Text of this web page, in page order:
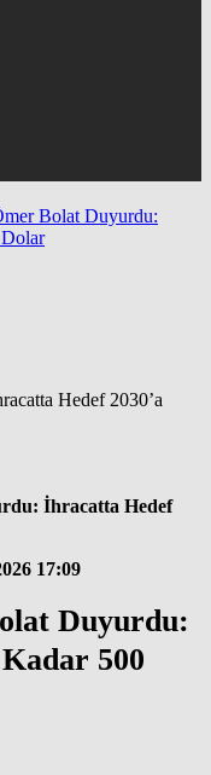
Bolat Duyurdu:
İhracatta Hedef
17:09
Duyurdu:
500